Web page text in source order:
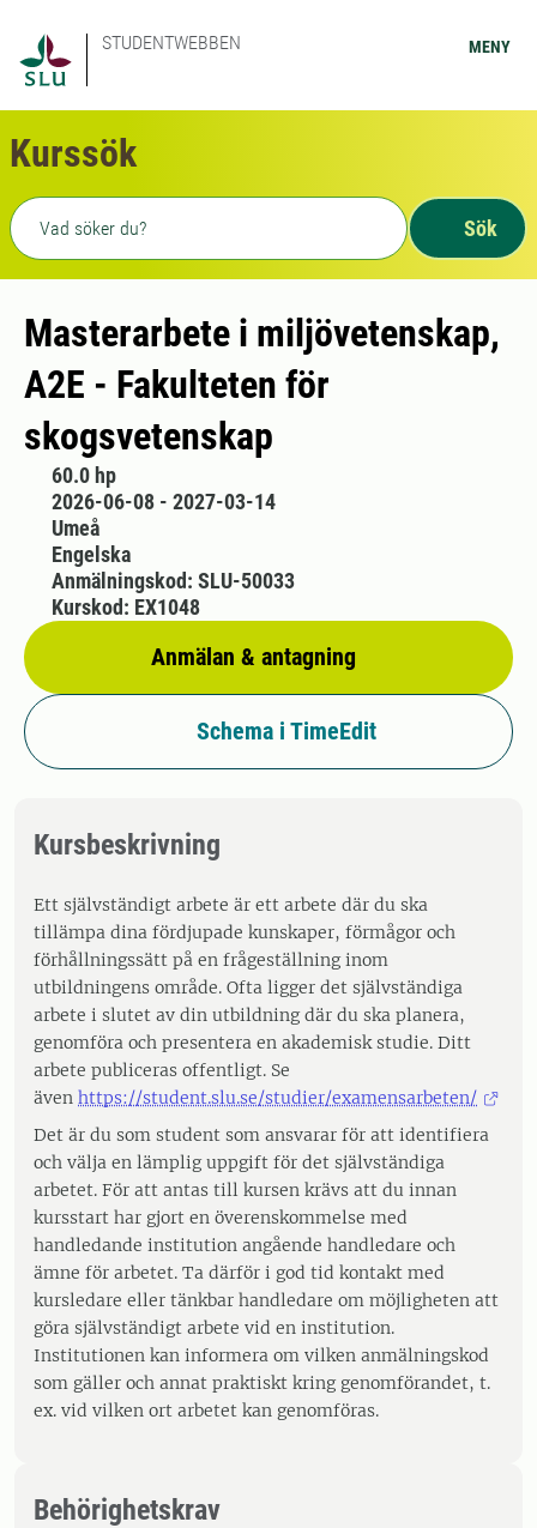
STUDENTWEBBEN MENY
Kurssök
Fritext sökning
Sök
Masterarbete i miljövetenskap,
A2E - Fakulteten för
skogsvetenskap
60.0 hp
2026-06-08 - 2027-03-14
Umeå
Engelska
Anmälan & antagning
Anmälningskod: SLU-50033
Kurskod: EX1048
Schema i TimeEdit
Kursbeskrivning
Ett självständigt arbete är ett arbete där du ska
tillämpa dina fördjupade kunskaper, förmågor och
förhållningssätt på en frågeställning inom
utbildningens område. Ofta ligger det självständiga
arbete i slutet av din utbildning där du ska planera,
genomföra och presentera en akademisk studie. Ditt
arbete publiceras offentligt. Se
även https://student.slu.se/studier/examensarbeten/
Det är du som student som ansvarar för att identifiera
och välja en lämplig uppgift för det självständiga
arbetet. För att antas till kursen krävs att du innan
kursstart har gjort en överenskommelse med
handledande institution angående handledare och
ämne för arbetet. Ta därför i god tid kontakt med
kursledare eller tänkbar handledare om möjligheten att
göra självständigt arbete vid en institution.
Institutionen kan informera om vilken anmälningskod
som gäller och annat praktiskt kring genomförandet, t.
ex. vid vilken ort arbetet kan genomföras.
Behörighetskrav